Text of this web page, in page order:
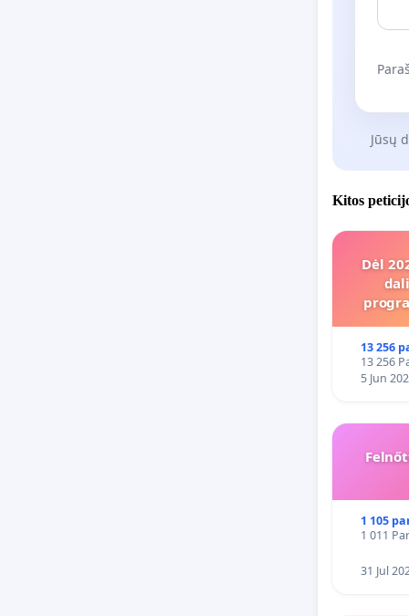
Jūsų
Kitos
Dėl
13 256
13 256
5 Jun
1 105
1 011
31 Jul